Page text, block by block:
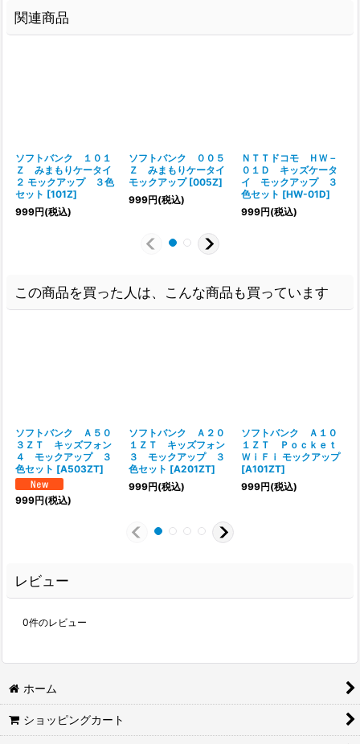
関連商品
ソフトバンク １０１
Ｚ みまもりケータイ
２ モックアップ ３色
セット [101Z]
999円(税込)
ソフトバンク ００５
Ｚ みまもりケータイ
モックアップ [005Z]
999円(税込)
ＮＴＴドコモ ＨＷ－
０１Ｄ キッズケータ
イ モックアップ ３
色セット [HW-01D]
999円(税込)
この商品を買った人は、こんな商品も買っています
ソフトバンク Ａ５０
３ＺＴ キッズフォン
４ モックアップ ３
色セット [A503ZT]
999円(税込)
ソフトバンク Ａ２０
１ＺＴ キッズフォン
３ モックアップ ３
色セット [A201ZT]
999円(税込)
ソフトバンク Ａ１０
１ＺＴ Ｐｏｃｋｅｔ
ＷｉＦｉ モックアップ
[A101ZT]
999円(税込)
レビュー
0件のレビュー
ホーム
ショッピングカート